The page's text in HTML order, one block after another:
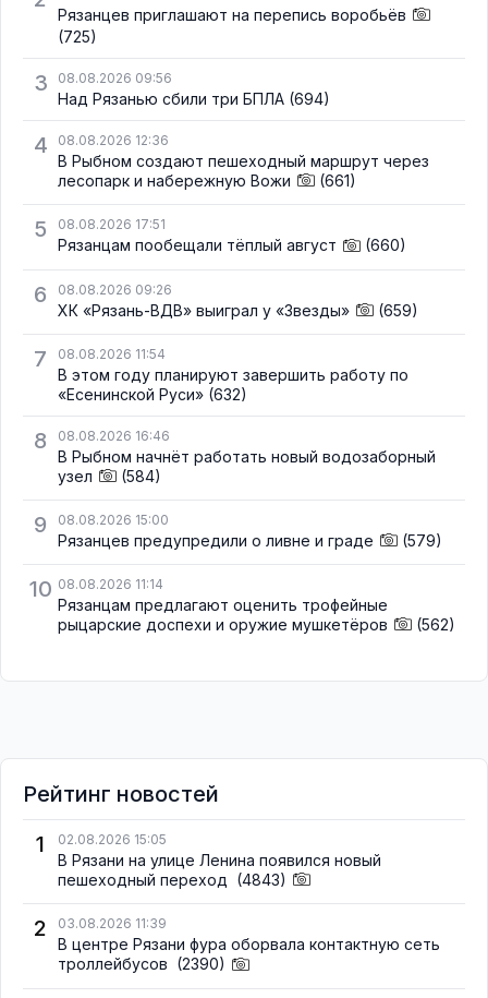
Рязанцев приглашают на перепись воробьёв
(725)
3 08.08.2026 09:56
Над Рязанью сбили три БПЛА (694)
4 08.08.2026 12:36
В Рыбном создают пешеходный маршрут через
лесопарк и набережную Вожи
(661)
5 08.08.2026 17:51
Рязанцам пообещали тёплый август (660)
6 08.08.2026 09:26
ХК «Рязань-ВДВ» выиграл у «Звезды» (659)
7 08.08.2026 11:54
В этом году планируют завершить работу по
«Есенинской Руси» (632)
8 08.08.2026 16:46
В Рыбном начнёт работать новый водозаборный
узел
(584)
9 08.08.2026 15:00
Рязанцев предупредили о ливне и граде (579)
10 08.08.2026 11:14
Рязанцам предлагают оценить трофейные
рыцарские доспехи и оружие мушкетёров
(562)
Рейтинг новостей
1
02.08.2026 15:05
В Рязани на улице Ленина появился новый
пешеходный переход (4843)
2 03.08.2026 11:39
В центре Рязани фура оборвала контактную сеть
троллейбусов (2390)